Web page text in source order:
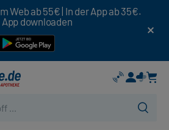
Web ab 55€ | In der App ab 35€.
downloaden